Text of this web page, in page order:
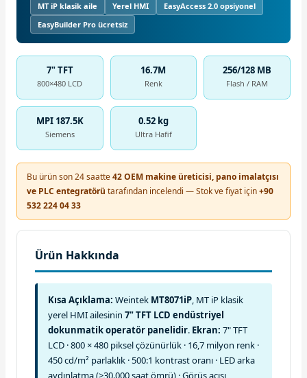
MT iP klasik aile Yerel HMI
EasyAccess 2.0 opsiyonel
EasyBuilder Pro ücretsiz
7" TFT
800×480 LCD
16.7M
Renk
256/128 MB
Flash / RAM
MPI 187.5K
Siemens
0.52 kg
Ultra Hafif
Bu ürün son 24 saatte42 OEM makine üreticisi, pano imalatçısı
ve PLC entegratörü tarafından incelendi — Stok ve fiyat için+90
532 224 04 33
Ürün Hakkında
Kısa Açıklama: Weintek MT8071iP, MT iP klasik
yerel HMI ailesinin 7" TFT LCD endüstriyel
dokunmatik operatör panelidir. Ekran: 7" TFT
LCD · 800 × 480 piksel çözünürlük · 16,7 milyon renk ·
450 cd/m² parlaklık · 500:1 kontrast oranı · LED arka
aydınlatma (>30.000 saat ömrü) · Görüş açısı